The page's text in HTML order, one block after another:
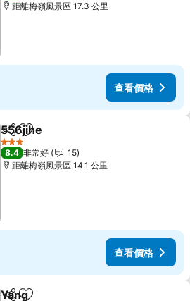
距離梅嶺風景區 17.3 公里
查看價格
分享 加入我的最愛
556jihe
3 星級
8.4 非常好
15
距離梅嶺風景區 14.1 公里
查看價格
Yang